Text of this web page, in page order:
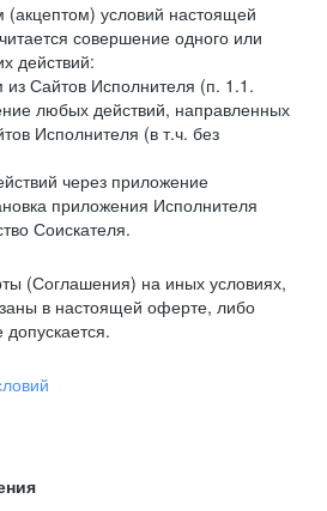
условий настоящей
совершение одного или
действий:
из Сайтов Исполнителя (п. 1.1.
любых действий, направленных
Исполнителя (в т.ч. без
через приложение
приложения Исполнителя
Соискателя.
(Соглашения) на иных условиях,
в настоящей оферте, либо